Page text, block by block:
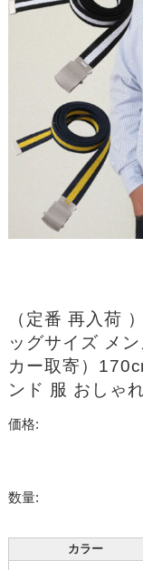
（定番 再入荷
ッグサイズ メ
カー取寄）
ンド 服 おしゃ
価格:
数量:
カラー